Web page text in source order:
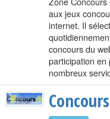
aux jeux
internet. Il
concours du
participation en
nombreux